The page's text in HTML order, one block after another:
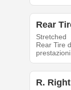
Rear
Stretched
Rear Tire
R.